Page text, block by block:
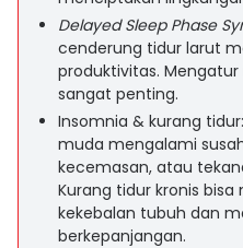
Delayed Sleep Phase
cenderung tidur larut
produktivitas.
sangat penting.
Insomnia & kurang
muda mengalami
kecemasan, atau
Kurang tidur kronis
kekebalan tubuh dan
berkepanjangan.